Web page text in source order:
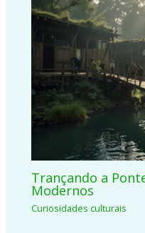
Trançando a
Modernos
Curiosidades culturais